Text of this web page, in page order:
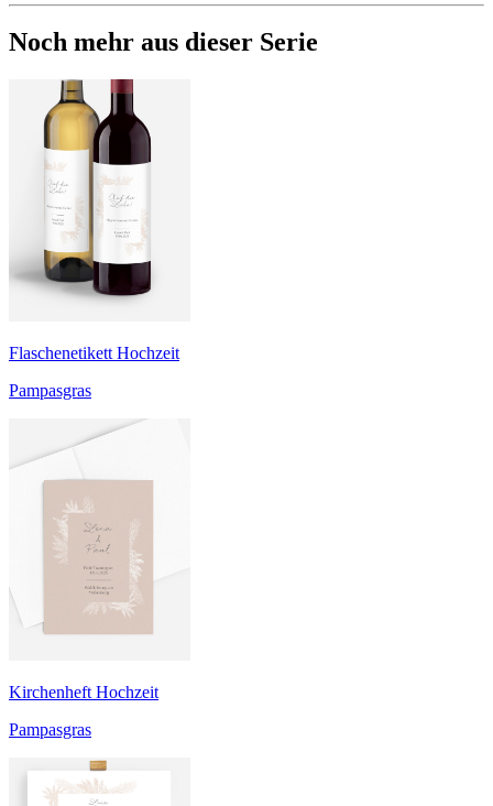
Noch mehr aus dieser Serie
Flaschenetikett Hochzeit
Pampasgras
Kirchenheft Hochzeit
Pampasgras